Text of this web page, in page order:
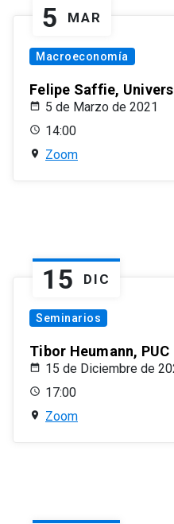
5 MAR
Macroeconomía
Felipe Saffie,
5 de Marzo de 2021
14:00
Zoom
15 DIC
Seminarios
Tibor Heumann,
15 de Diciembre de
17:00
Zoom